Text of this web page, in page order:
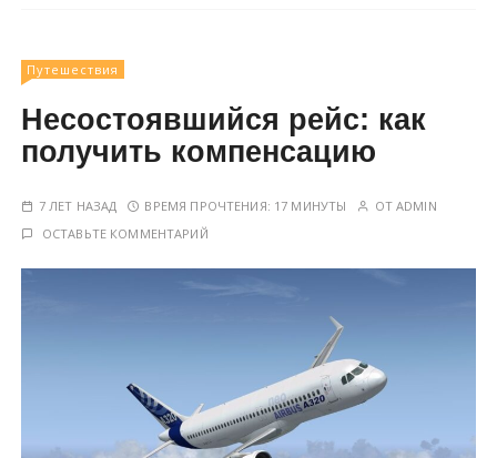
Путешествия
Несостоявшийся рейс: как
получить компенсацию
7 ЛЕТ НАЗАД ВРЕМЯ ПРОЧТЕНИЯ: 17 МИНУТЫ ОТ ADMIN
ОСТАВЬТЕ КОММЕНТАРИЙ